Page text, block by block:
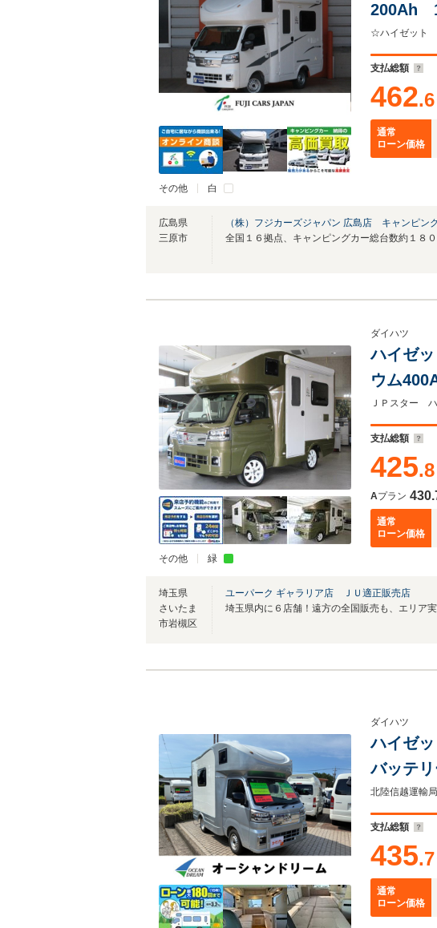
その他 白
200Ah
☆ハイゼット
支払総額
462.6
通常
ローン価格
広島県
三原市
（株）フジカーズジャパン 広島店 キャンピン
その他 緑
ダイハツ
ハイゼ
ウム
ター・
TV・走
支払総額
425.8
Aプラン
通常
ローン価格
埼玉県
さいたま
市岩槻区
ユーパーク ギャラリア店 ＪＵ適正販売店
ダイハツ
ハイゼ
バッテ
庫/シン
車定員4
支払総額
435.7
通常
ローン価格